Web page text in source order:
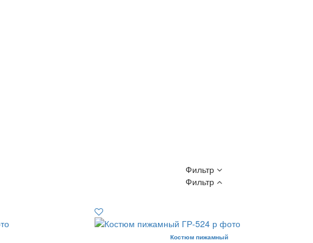
Фильтр
Фильтр
Костюм пижамный